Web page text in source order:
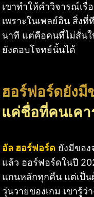
เขาทำให้คำวิจารณ์เรื่
เพราะในเพลย์อิน สิ่ง
นาที แต่คือคนที่ไม่สั่นใ
ยังตอบโจทย์นั้นได้
ฮอร์ฟอร์ดยังมี
แค่ชื่อที่คนเคา
อัล ฮอร์ฟอร์ด ยังมีของ
แล้ว ฮอร์ฟอร์ดในปี
แกนหลักทุกคืน แต่เป็น
วุ่นวายของเกม เขารู้ว่